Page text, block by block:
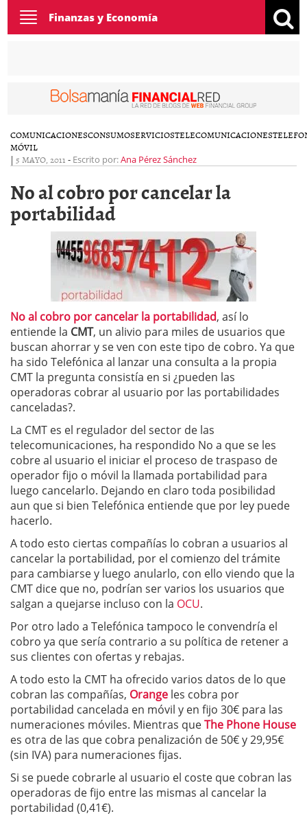
Toggle
navigation
Finanzas y Economía
COMUNICACIONESCONSUMOSERVICIOSTELECOMUNICACIONES
MÓVIL
| 5 MAYO, 2011 - Escrito por:Ana Pérez Sánchez
No al cobro por cancelar la
portabilidad
No al cobro por cancelar la portabilidad, así lo
entiende la CMT, un alivio para miles de usuarios que
buscan ahorrar y se ven con este tipo de cobro. Ya que
ha sido Telefónica al lanzar una consulta a la propia
CMT la pregunta consistía en si ¿pueden las
operadoras cobrar al usuario por las portabilidades
canceladas?.
La CMT es el regulador del sector de las
telecomunicaciones, ha respondido No a que se les
cobre al usuario el iniciar el proceso de traspaso de
operador fijo o móvil la llamada portabilidad para
luego cancelarlo. Dejando en claro toda posibilidad
aun que si bien Telefónica entiende que por ley puede
hacerlo.
A todo esto ciertas compañías lo cobran a usuarios al
cancelar la portabilidad, por el comienzo del trámite
para cambiarse y luego anularlo, con ello viendo que la
CMT dice que no, podrían ser varios los usuarios que
salgan a quejarse incluso con la OCU.
Por otro lado a Telefónica tampoco le convendría el
cobro ya que sería contrario a su política de retener a
sus clientes con ofertas y rebajas.
A todo esto la CMT ha ofrecido varios datos de lo que
cobran las compañías, Orange les cobra por
portabilidad cancelada en móvil y en fijo 30€ para las
numeraciones móviles. Mientras queThe Phone House
es otra de las que cobra penalización de 50€ y 29,95€
(sin IVA) para numeraciones fijas.
Si se puede cobrarle al usuario el coste que cobran las
operadoras de fijo entre las mismas al cancelar la
portabilidad (0,41€).